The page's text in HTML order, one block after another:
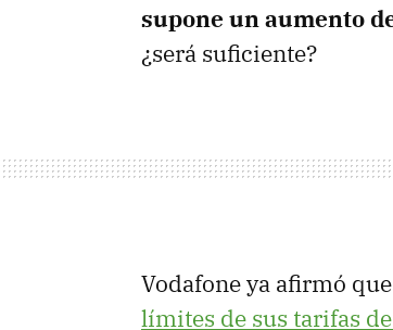
supone un aumento
¿será suficiente?
Vodafone ya afirmó
límites de sus tarifas